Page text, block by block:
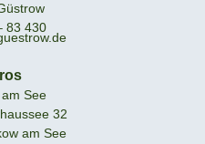
83 430
See
32
am See